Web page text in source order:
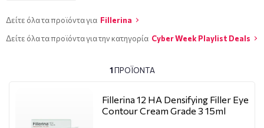
Δείτε όλα τα προϊόντα για Fillerina
Δείτε όλα τα προϊόντα για την κατηγορία Cyber Week Playlist Deals
1ΠΡΟΪΌΝΤΑ
Fillerina 12 HA Densifying Filler Eye
Contour Cream Grade 3 15ml